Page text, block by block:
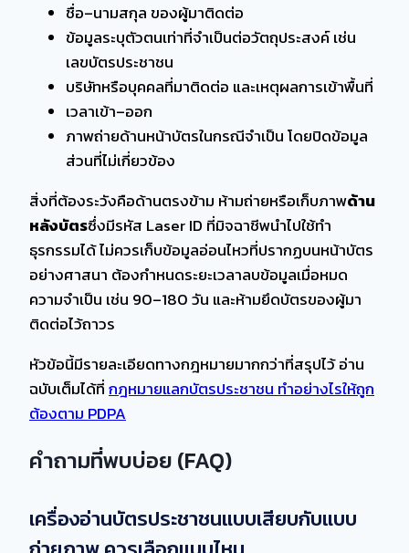
ชื่อ–นามสกุล ของผู้มาติดต่อ
ข้อมูลระบุตัวตนเท่าที่จำเป็นต่อวัตถุประสงค์ เช่น
เลขบัตรประชาชน
บริษัทหรือบุคคลที่มาติดต่อ และเหตุผลการเข้าพื้นที่
เวลาเข้า–ออก
ภาพถ่ายด้านหน้าบัตรในกรณีจำเป็น โดยปิดข้อมูล
ส่วนที่ไม่เกี่ยวข้อง
สิ่งที่ต้องระวังคือด้านตรงข้าม ห้ามถ่ายหรือเก็บภาพด้าน
หลังบัตรซึ่งมีรหัส Laser ID ที่มิจฉาชีพนำไปใช้ทำ
ธุรกรรมได้ ไม่ควรเก็บข้อมูลอ่อนไหวที่ปรากฏบนหน้าบัตร
อย่างศาสนา ต้องกำหนดระยะเวลาลบข้อมูลเมื่อหมด
ความจำเป็น เช่น 90–180 วัน และห้ามยึดบัตรของผู้มา
ติดต่อไว้ถาวร
หัวข้อนี้มีรายละเอียดทางกฎหมายมากกว่าที่สรุปไว้ อ่าน
ฉบับเต็มได้ที่กฎหมายแลกบัตรประชาชน ทำอย่างไรให้ถูก
ต้องตาม PDPA
คำถามที่พบบ่อย (FAQ)
เครื่องอ่านบัตรประชาชนแบบเสียบกับแบบ